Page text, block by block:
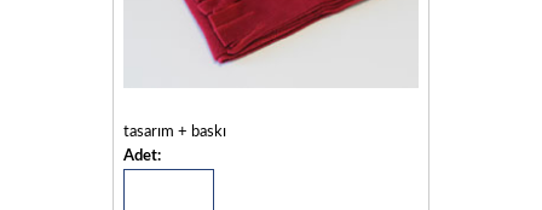
tasarım + baskı
Adet: